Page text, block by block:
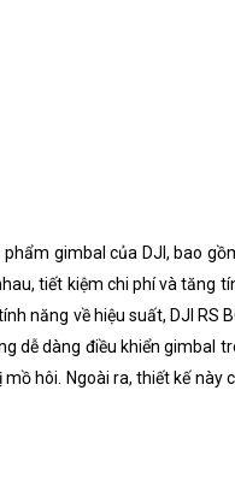
gimbal của DJI, bao
tiết kiệm chi phí và tăng
năng về hiệu suất, DJI RS
dễ dàng điều khiển gimbal
hôi. Ngoài ra, thiết kế này